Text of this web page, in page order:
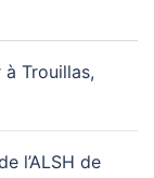
Trouillas,
l’ALSH de